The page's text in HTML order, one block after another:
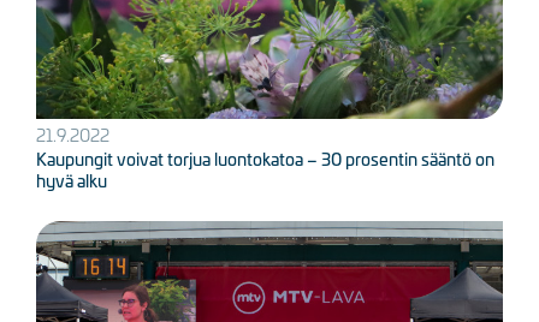
21.9.2022
Kaupungit voivat torjua luontokatoa – 30 prosentin sääntö on
hyvä alku
Kuva